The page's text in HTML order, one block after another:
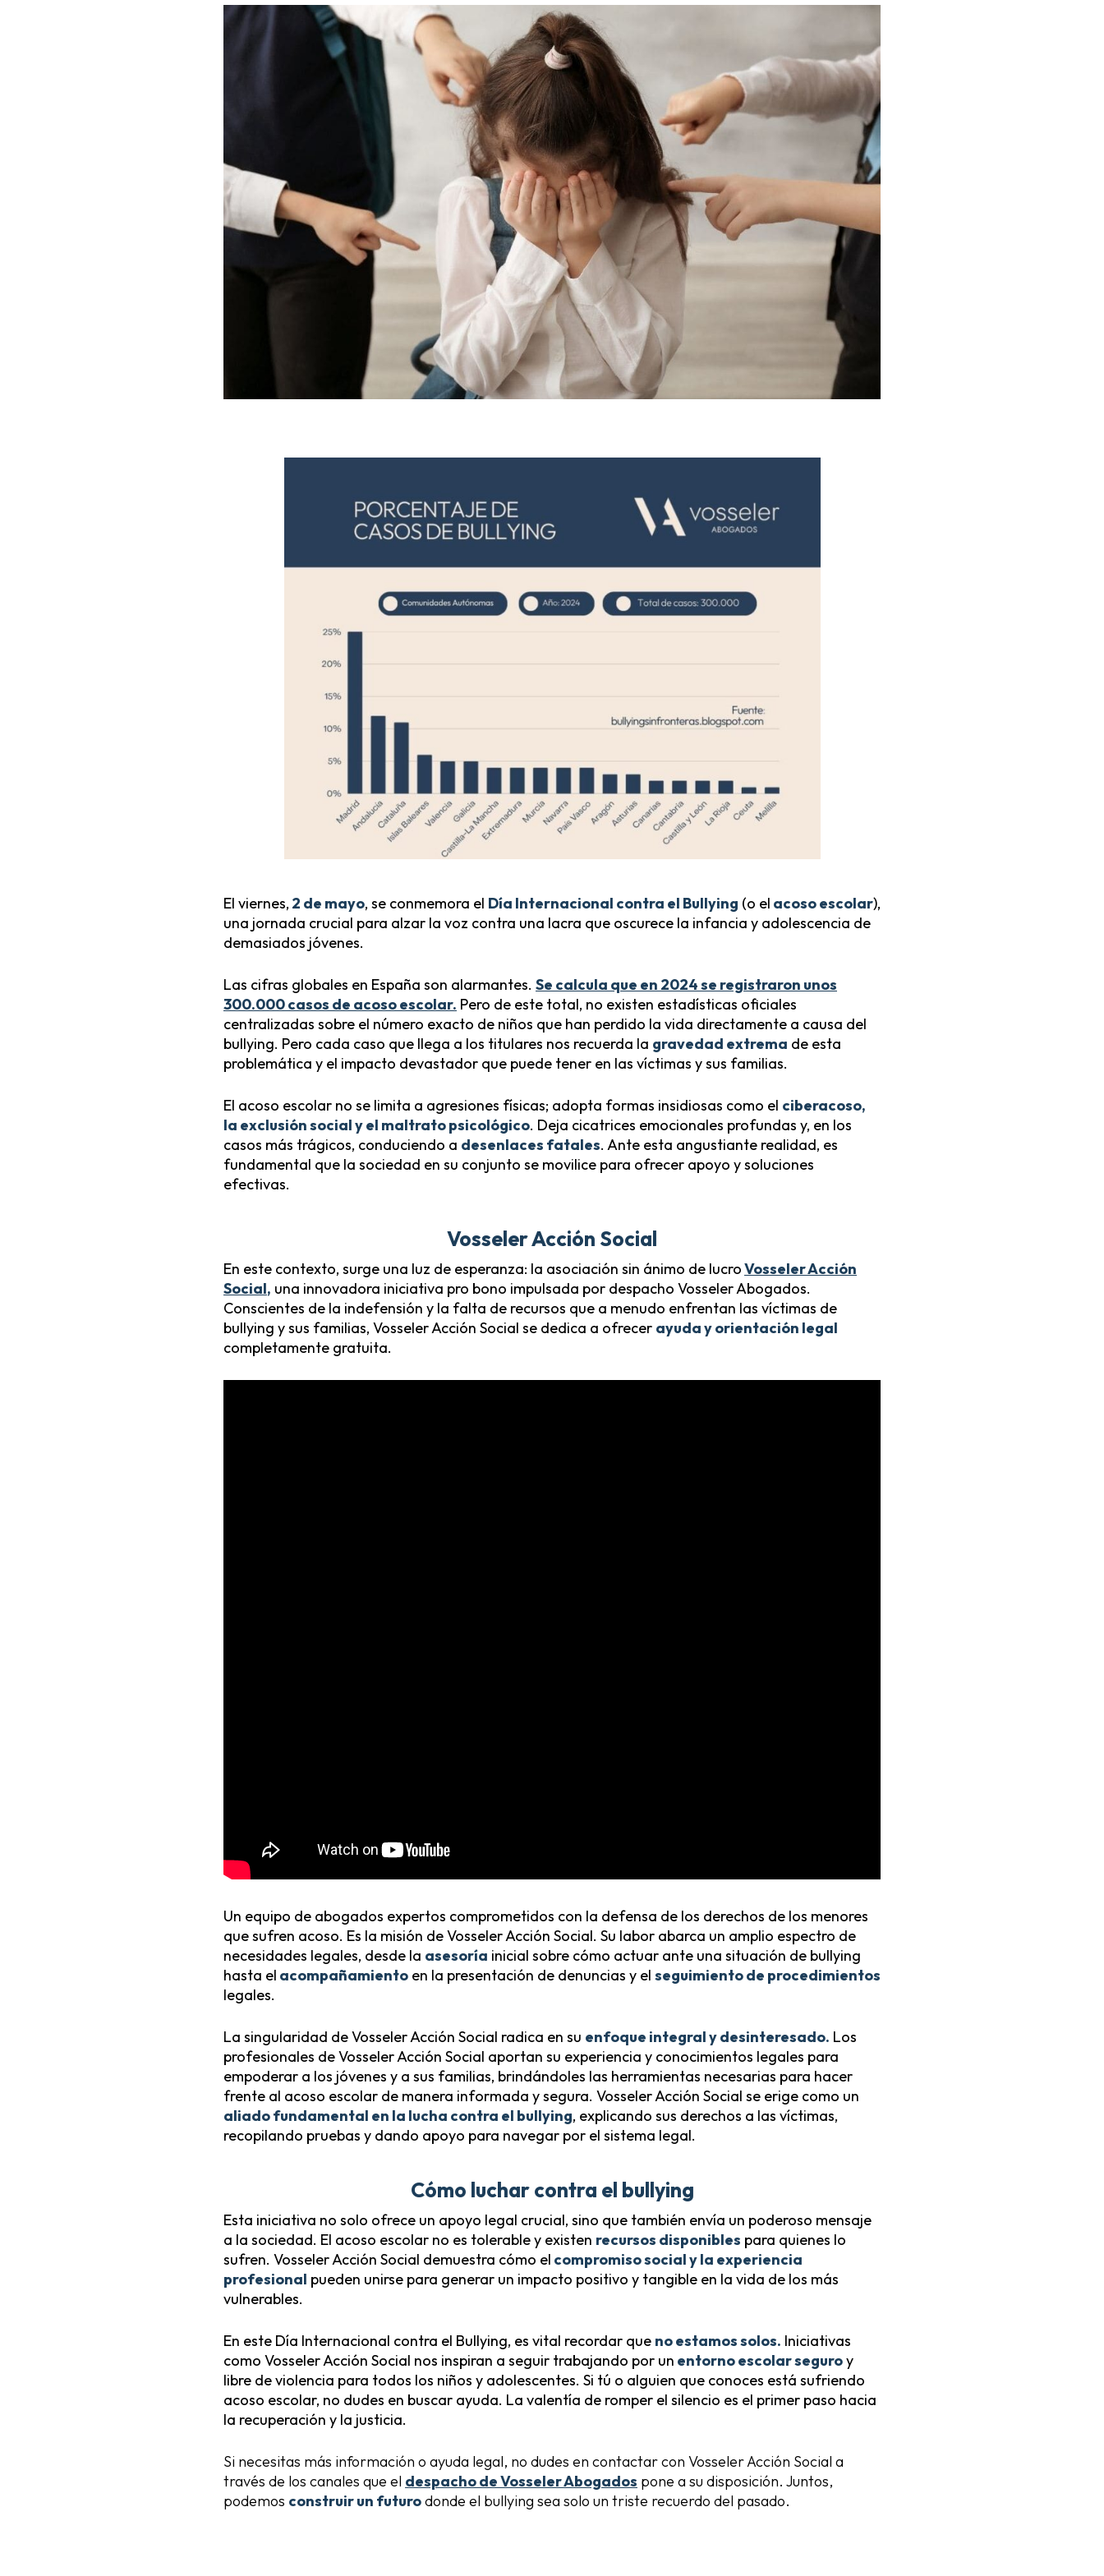
El viernes, 2 de mayo, se conmemora el Día Internacional contra el Bullying (o el acoso escolar),
una jornada crucial para alzar la voz contra una lacra que oscurece la infancia y adolescencia de
demasiados jóvenes.
Las cifras globales en España son alarmantes. Se calcula que en 2024 se registraron unos
300.000 casos de acoso escolar. Pero de este total, no existen estadísticas oficiales
centralizadas sobre el número exacto de niños que han perdido la vida directamente a causa del
bullying. Pero cada caso que llega a los titulares nos recuerda la gravedad extrema de esta
problemática y el impacto devastador que puede tener en las víctimas y sus familias.
El acoso escolar no se limita a agresiones físicas; adopta formas insidiosas como el ciberacoso,
la exclusión social y el maltrato psicológico. Deja cicatrices emocionales profundas y, en los
casos más trágicos, conduciendo a desenlaces fatales. Ante esta angustiante realidad, es
fundamental que la sociedad en su conjunto se movilice para ofrecer apoyo y soluciones
efectivas.
Vosseler Acción Social
En este contexto, surge una luz de esperanza: la asociación sin ánimo de lucroVosseler Acción
Social, una innovadora iniciativa pro bono impulsada por despacho Vosseler Abogados.
Conscientes de la indefensión y la falta de recursos que a menudo enfrentan las víctimas de
bullying y sus familias, Vosseler Acción Social se dedica a ofrecer ayuda y orientación legal
completamente gratuita.
Un equipo de abogados expertos comprometidos con la defensa de los derechos de los menores
que sufren acoso. Es la misión de Vosseler Acción Social. Su labor abarca un amplio espectro de
necesidades legales, desde la asesoría inicial sobre cómo actuar ante una situación de bullying
hasta el acompañamiento en la presentación de denuncias y el seguimiento de procedimientos
legales.
La singularidad de Vosseler Acción Social radica en su enfoque integral y desinteresado. Los
profesionales de Vosseler Acción Social aportan su experiencia y conocimientos legales para
empoderar a los jóvenes y a sus familias, brindándoles las herramientas necesarias para hacer
frente al acoso escolar de manera informada y segura. Vosseler Acción Social se erige como un
aliado fundamental en la lucha contra el bullying, explicando sus derechos a las víctimas,
recopilando pruebas y dando apoyo para navegar por el sistema legal.
Cómo luchar contra el bullying
Esta iniciativa no solo ofrece un apoyo legal crucial, sino que también envía un poderoso mensaje
a la sociedad. El acoso escolar no es tolerable y existen recursos disponibles para quienes lo
sufren. Vosseler Acción Social demuestra cómo el compromiso social y la experiencia
profesional pueden unirse para generar un impacto positivo y tangible en la vida de los más
vulnerables.
En este Día Internacional contra el Bullying, es vital recordar que no estamos solos. Iniciativas
como Vosseler Acción Social nos inspiran a seguir trabajando por un entorno escolar seguroy
libre de violencia para todos los niños y adolescentes. Si tú o alguien que conoces está sufriendo
acoso escolar, no dudes en buscar ayuda. La valentía de romper el silencio es el primer paso hacia
la recuperación y la justicia.
Si necesitas más información o ayuda legal, no dudes en contactar con Vosseler Acción Social a
través de los canales que el despacho de Vosseler Abogados pone a su disposición. Juntos,
podemos construir un futurodonde el bullying sea solo un triste recuerdo del pasado.